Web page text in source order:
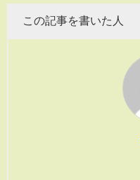
この記事を書いた人